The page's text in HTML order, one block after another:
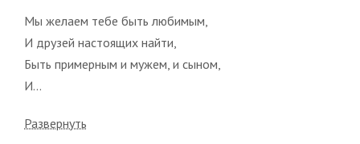
Мы желаем тебе быть любимым,
И друзей настоящих найти,
Быть примерным и мужем, и сыном,
И...
Развернуть